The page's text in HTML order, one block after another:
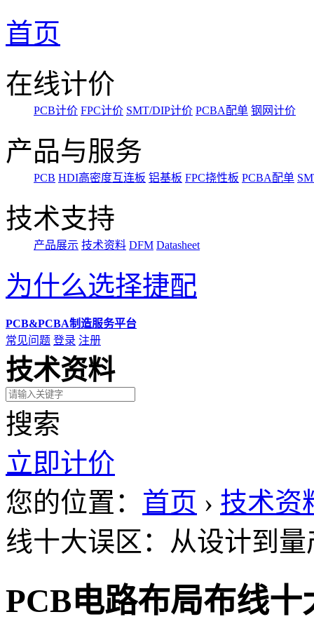
首页
在线计价
PCB计价 FPC计价 SMT/DIP计价 PCBA配单 钢网计价
产品与服务
PCB HDI高密度互连板 铝基板 FPC挠性板 PCBA配单
技术支持
产品展示 技术资料 DFM Datasheet
为什么选择捷配
PCB&PCBA制造服务平台
常见问题 登录 注册
技术资料
搜索
立即计价
您的位置： 首页 › 技术资
线十大误区：从设计到
PCB电路布局布线